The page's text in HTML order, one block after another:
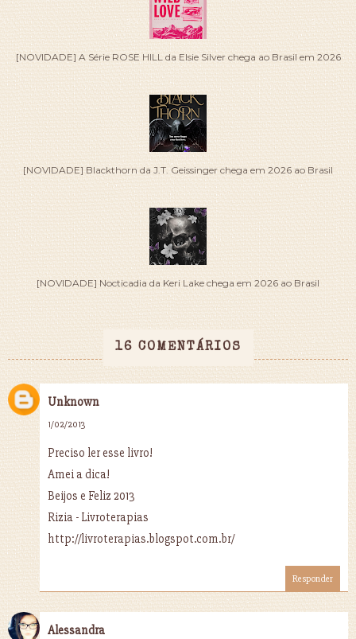
[NOVIDADE] A Série ROSE HILL da Elsie Silver chega ao Brasil em 2026
[NOVIDADE] Blackthorn da J.T. Geissinger chega em 2026 ao Brasil
[NOVIDADE] Nocticadia da Keri Lake chega em 2026 ao Brasil
16 COMENTÁRIOS
Unknown
1/02/2013
Preciso ler esse livro!
Amei a dica!
Beijos e Feliz 2013
Rizia - Livroterapias
http://livroterapias.blogspot.com.br/
Responder
Alessandra